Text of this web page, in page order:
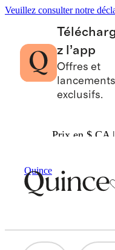
Veuillez consulter notre
z l’app
Offres et
lancements
exclusifs.
Prix en $ CA
Quince Maison